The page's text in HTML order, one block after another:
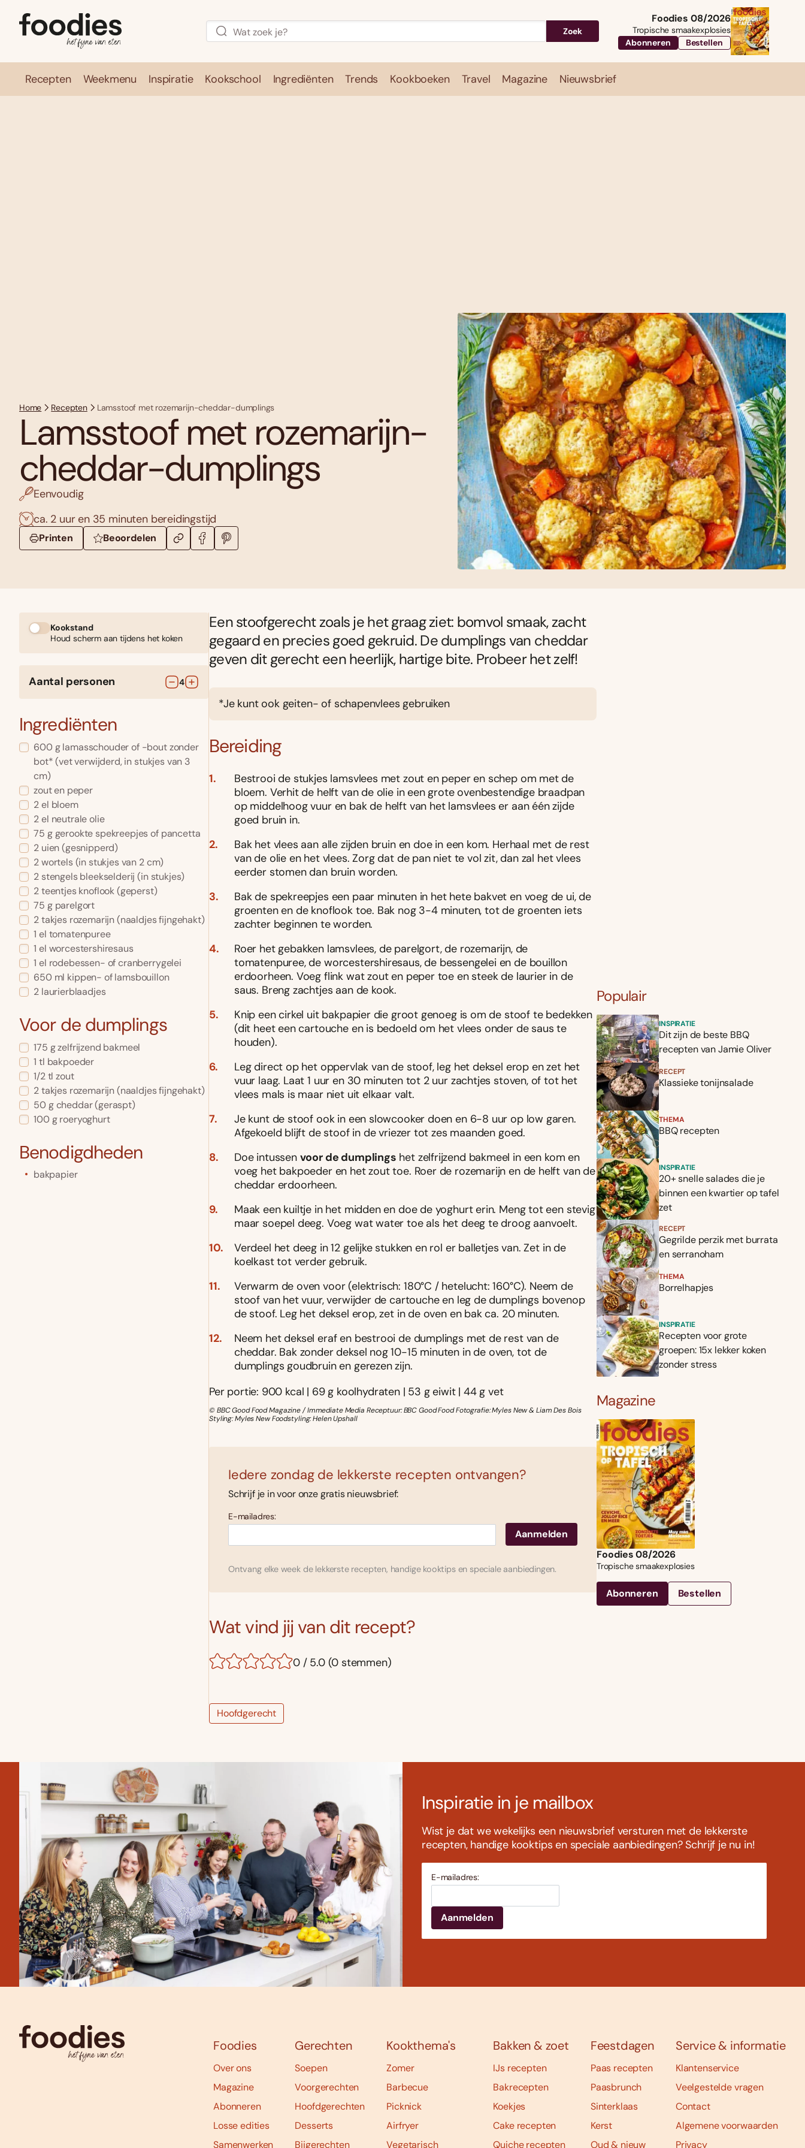
Zoek
Foodies 08/2026
Tropische smaakexplosies
Abonneren
Bestellen
Recepten Weekmenu Inspiratie Kookschool Ingrediënten Trends Kookboeken Travel Magazine Nieuwsbrief
Home Recepten Lamsstoof met rozemarijn-cheddar-dumplings
Lamsstoof met rozemarijn-
cheddar-dumplings
Eenvoudig
ca. 2 uur en 35 minuten bereidingstijd
Printen Beoordelen
Kookstand
Houd scherm aan tijdens het koken
Aantal personen 4
Ingrediënten
600 g lamasschouder of -bout zonder
bot*(vet verwijderd, in stukjes van 3
cm)
zout en peper
2el bloem
2el neutrale olie
75 g gerookte spekreepjes of pancetta
2 uien(gesnipperd)
2wortels(in stukjes van 2 cm)
2 stengels bleekselderij (in stukjes)
2teentjes knoflook(geperst)
75 g parelgort
2takjes rozemarijn(naaldjes fijngehakt)
1 el tomatenpuree
1 el worcestershiresaus
1 el rodebessen- of cranberrygelei
650 ml kippen- of lamsbouillon
2 laurierblaadjes
Voor de dumplings
175 gzelfrijzend bakmeel
1 tl bakpoeder
1/2 tl zout
2takjes rozemarijn(naaldjes fijngehakt)
50 g cheddar(geraspt)
100 g roeryoghurt
Benodigdheden
bakpapier
Een stoofgerecht zoals je het graag ziet: bomvol smaak, zacht
gegaard en precies goed gekruid. De dumplings van cheddar
geven dit gerecht een heerlijk, hartige bite. Probeer het zelf!
*Je kunt ook geiten- of schapenvlees gebruiken
Bereiding
Bestrooi de stukjes lamsvlees met zout en peper en schep om met de
bloem. Verhit de helft van de olie in een grote ovenbestendige braadpan
op middelhoog vuur en bak de helft van het lamsvlees er aan één zijde
goed bruin in.
Bak het vlees aan alle zijden bruin en doe in een kom. Herhaal met de rest
van de olie en het vlees. Zorg dat de pan niet te vol zit, dan zal het vlees
eerder stomen dan bruin worden.
Bak de spekreepjes een paar minuten in het hete bakvet en voeg de ui, de
groenten en de knoflook toe. Bak nog 3-4 minuten, tot de groenten iets
zachter beginnen te worden.
Roer het gebakken lamsvlees, de parelgort, de rozemarijn, de
tomatenpuree, de worcestershiresaus, de bessengelei en de bouillon
erdoorheen. Voeg flink wat zout en peper toe en steek de laurier in de
saus. Breng zachtjes aan de kook.
Knip een cirkel uit bakpapier die groot genoeg is om de stoof te bedekken
(dit heet een cartouche en is bedoeld om het vlees onder de saus te
houden).
Leg direct op het oppervlak van de stoof, leg het deksel erop en zet het
vuur laag. Laat 1 uur en 30 minuten tot 2 uur zachtjes stoven, of tot het
vlees mals is maar niet uit elkaar valt.
Je kunt de stoof ook in een slowcooker doen en 6-8 uur op low garen.
Afgekoeld blijft de stoof in de vriezer tot zes maanden goed.
Doe intussen voor de dumplings het zelfrijzend bakmeel in een kom en
voeg het bakpoeder en het zout toe. Roer de rozemarijn en de helft van de
cheddar erdoorheen.
Maak een kuiltje in het midden en doe de yoghurt erin. Meng tot een stevig
maar soepel deeg. Voeg wat water toe als het deeg te droog aanvoelt.
Verdeel het deeg in 12 gelijke stukken en rol er balletjes van. Zet in de
koelkast tot verder gebruik.
Verwarm de oven voor (elektrisch: 180°C / hetelucht: 160°C). Neem de
stoof van het vuur, verwijder de cartouche en leg de dumplings bovenop
de stoof. Leg het deksel erop, zet in de oven en bak ca. 20 minuten.
Neem het deksel eraf en bestrooi de dumplings met de rest van de
cheddar. Bak zonder deksel nog 10-15 minuten in de oven, tot de
dumplings goudbruin en gerezen zijn.
Per portie: 900 kcal | 69 g koolhydraten | 53 g eiwit | 44 g vet
© BBC Good Food Magazine / Immediate Media Receptuur: BBC Good Food Fotografie: Myles New & Liam Des Bois
Styling: Myles New Foodstyling: Helen Upshall
Iedere zondag de lekkerste recepten ontvangen?
Schrijf je in voor onze gratis nieuwsbrief:
E-mailadres:
Ontvang elke week de lekkerste recepten, handige kooktips en speciale aanbiedingen.
Wat vind jij van dit recept?
0 / 5.0 (0 stemmen)
Hoofdgerecht
Populair
INSPIRATIE
Dit zijn de beste BBQ
recepten van Jamie Oliver
RECEPT
Klassieke tonijnsalade
THEMA
BBQ recepten
INSPIRATIE
20+ snelle salades die je
binnen een kwartier op tafel
zet
RECEPT
Gegrilde perzik met burrata
en serranoham
THEMA
Borrelhapjes
INSPIRATIE
Recepten voor grote
groepen: 15x lekker koken
zonder stress
Magazine
Foodies 08/2026
Tropische smaakexplosies
Abonneren Bestellen
Inspiratie in je mailbox
Wist je dat we wekelijks een nieuwsbrief versturen met de lekkerste
recepten, handige kooktips en speciale aanbiedingen? Schrijf je nu in!
E-mailadres:
Foodies
Over ons
Magazine
Abonneren
Losse edities
Samenwerken
Gerechten
Soepen
Voorgerechten
Hoofdgerechten
Desserts
Bijgerechten
Kookthema's
Zomer
Barbecue
Picknick
Airfryer
Vegetarisch
Bakken & zoet
IJs recepten
Bakrecepten
Koekjes
Cake recepten
Quiche recepten
Feestdagen
Paas recepten
Paasbrunch
Sinterklaas
Kerst
Oud & nieuw
Service & informatie
Klantenservice
Veelgestelde vragen
Contact
Algemene voorwaarden
Privacy